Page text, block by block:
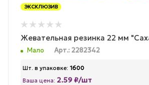
ЭКСКЛЮЗИВ
Жевательная резинка 22 мм
Мало Арт.: 2282342
Шт. в упаковке: 1600
Ваша цена: 2.59 ₽/шт